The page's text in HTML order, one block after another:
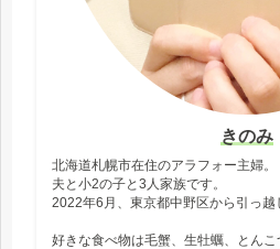
きのみ
北海道札幌市在住のアラフォー主婦。
夫と小2の子と3人家族です。
2022年6月、東京都中野区から引っ越
好きな食べ物は毛蟹、生牡蠣、とんこ